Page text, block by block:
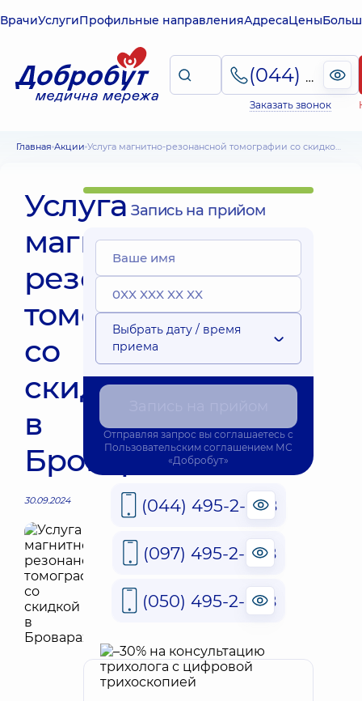
ВрачиУслугиПрофильные направленияАдресаЦены
(044) 495-2-888
Заказать звонок
Главная Акции Услуга магнитно-резонансной томографии со скидкой в Броварах
Услуга
магнитно-
резонансной
томографии
со
скидкой
в
Броварах
30.09.2024
Запись на прийом
Выбрать дату / время
приема
Отправляя запрос вы соглашаетесь с
Пользовательским соглашением МС
«Добробут»
(044) 495-2-888
(097) 495-2-888
(050) 495-2-888